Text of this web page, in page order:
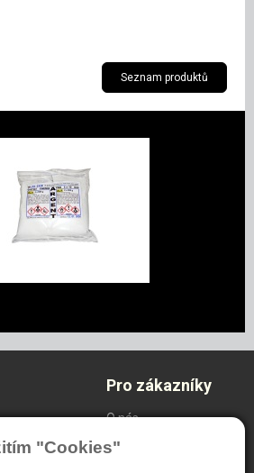
"Cookies"
Seznam produktů
Pro zákazníky
O nás
Ochrana oznamovatelů